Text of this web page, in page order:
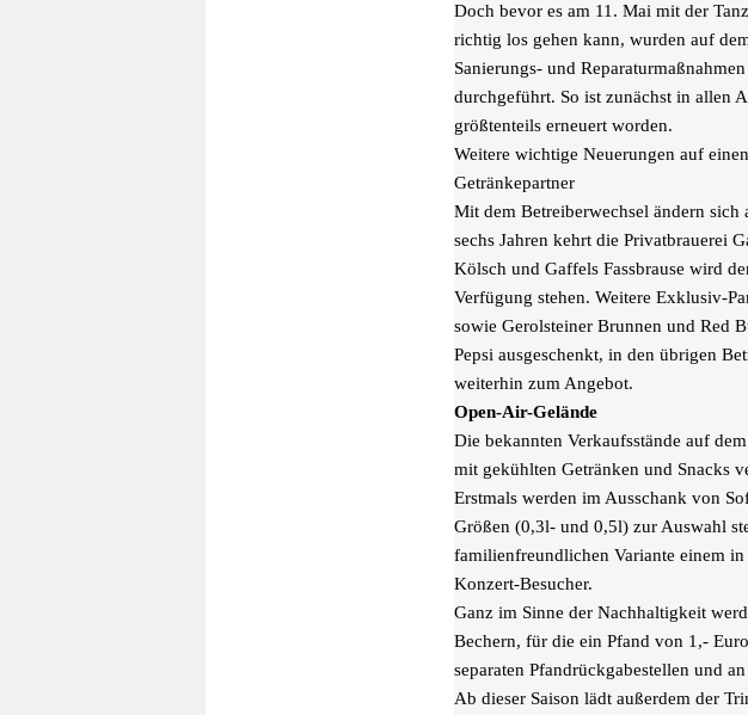
Doch bevor es am 11. Mai mit der
richtig los gehen kann, wurden auf
Sanierungs- und
durchgeführt. So ist zunächst in allen
größtenteils erneuert worden.
Weitere wichtige Neuerungen auf
Getränkepartner
Mit dem Betreiberwechsel ändern
sechs Jahren kehrt die Privatbrauerei
Kölsch und Gaffels Fassbrause wird
Verfügung stehen. Weitere Exklusiv-
sowie Gerolsteiner Brunnen und Red
Pepsi ausgeschenkt, in den übrigen
weiterhin zum Angebot.
Open-Air-Gelände
Die bekannten Verkaufsstände auf
mit gekühlten Getränken und Snacks
Erstmals werden im Ausschank von
Größen (0,3l- und 0,5l) zur Auswahl
familienfreundlichen Variante einem
Konzert-Besucher.
Ganz im Sinne der Nachhaltigkeit
Bechern, für die ein Pfand von 1,-
separaten Pfandrückgabestellen und
Ab dieser Saison lädt außerdem der